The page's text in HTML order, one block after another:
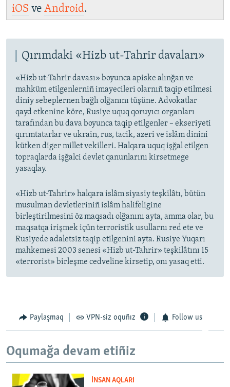
iOS ve Android.
Qırımdaki «Hizb ut-Tahrir davaları»
«Hizb ut-Tahrir davası» boyunca apiske alınğan ve
mahküm etilgenlerniñ imayecileri olarnıñ taqip etilmesi
diniy sebeplernen bağlı olğanını tüşüne. Advokatlar
qayd etkenine köre, Rusiye uquq qoruyıcı organları
tarafından bu dava boyunca taqip etilgenler – ekseriyeti
qırımtatarlar ve ukrain, rus, tacik, azeri ve islâm dinini
kütken diger millet vekilleri. Halqara uquq işğal etilgen
topraqlarda işğalci devlet qanunlarını kirsetmege
yasaqlay.
«Hizb ut-Tahrir» halqara islâm siyasiy teşkilâtı, bütün
musulman devletleriniñ islâm halifeligine
birleştirilmesini öz maqsadı olğanını ayta, amma olar, bu
maqsatqa irişmek içün terroristik usullarnı red ete ve
Rusiyede adaletsiz taqip etilgenini ayta. Rusiye Yuqarı
mahkemesi 2003 senesi «Hizb ut-Tahrir» teşkilâtını 15
«terrorist» birleşme cedveline kirsetip, onı yasaq etti.
Paylaşmaq VPN-siz oquñız Follow us
Oqumağa devam etiñiz
İNSAN AQLARI